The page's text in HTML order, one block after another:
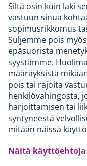
Siltä osin kuin laki
vastuun sinua
sopimusrikkomus
Suljemme pois
epäsuorista
syystämme.
määräyksistä
pois tai rajoita
henkilövahingosta,
harjoittamisen tai
syntyneestä
mitään näissä
Näitä